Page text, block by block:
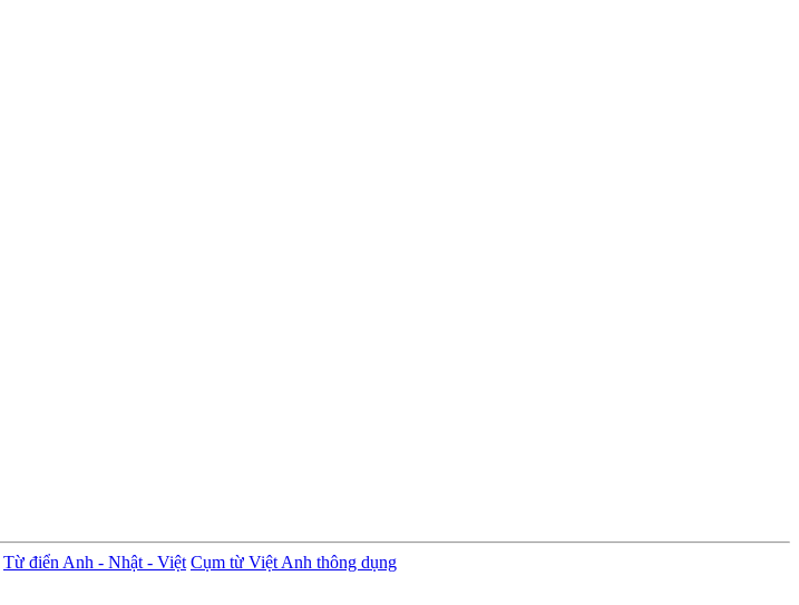
Từ điển Anh - Nhật - Việt Cụm từ Việt Anh thông dụng